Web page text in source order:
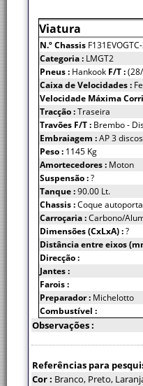
Viatura
N.º Chassis
Categoria : LMGT2
Pneus : Hankook F/T :
Caixa de Velocidades :
Velocidade Máxima
Tracção :Traseira
Travões F/T : Brembo -
Embraiagem :AP 3
Peso : 1145 Kg
Amortecedores : Moton
Suspensão :?
Tanque :90.00 Lt.
Chassis :Coque
Carroçaria :Carbono/
Dimensões (CxLxA) :?
Distância entre eixos
Direcção :
Jantes :
Farois :
Preparador : Michelotto
Combustível :
Observações :
Referências para
Cor : Branco, Preto,